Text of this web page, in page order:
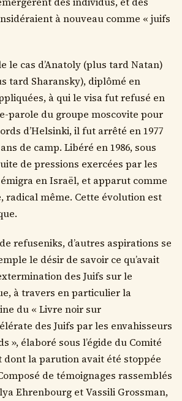
à nouveau comme « juifs
le cas d’Anatoly (plus tard Natan)
tard Sharansky), diplômé en
à qui le visa fut refusé en
parole du groupe moscovite pour
d’Helsinki, il fut arrêté en 1977
de camp. Libéré en 1986, sous
de pressions exercées par les
émigra en Israël, et apparut comme
radical même. Cette évolution est
refuseniks, d’autres aspirations se
le désir de savoir ce qu’avait
des Juifs sur le
à travers en particulier la
du « Livre noir sur
des Juifs par les envahisseurs
», élaboré sous l’égide du Comité
dont la parution avait été stoppée
de témoignages rassemblés
Ehrenbourg et Vassili Grossman,